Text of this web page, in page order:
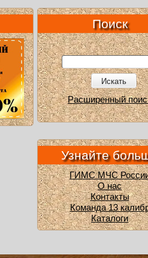
Поиск
Искать
Расширенный
Узнайте
ГИМС МЧС
О нас
Контакты
Команда 13
Каталоги